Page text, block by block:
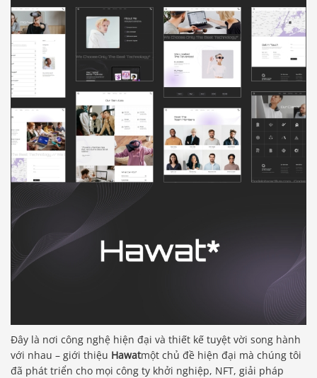
Đây là nơi công nghệ hiện đại và thiết kế tuyệt vời song hành
với nhau – giới thiệu Hawatmột chủ đề hiện đại mà chúng tôi
đã phát triển cho mọi công ty khởi nghiệp, NFT, giải pháp